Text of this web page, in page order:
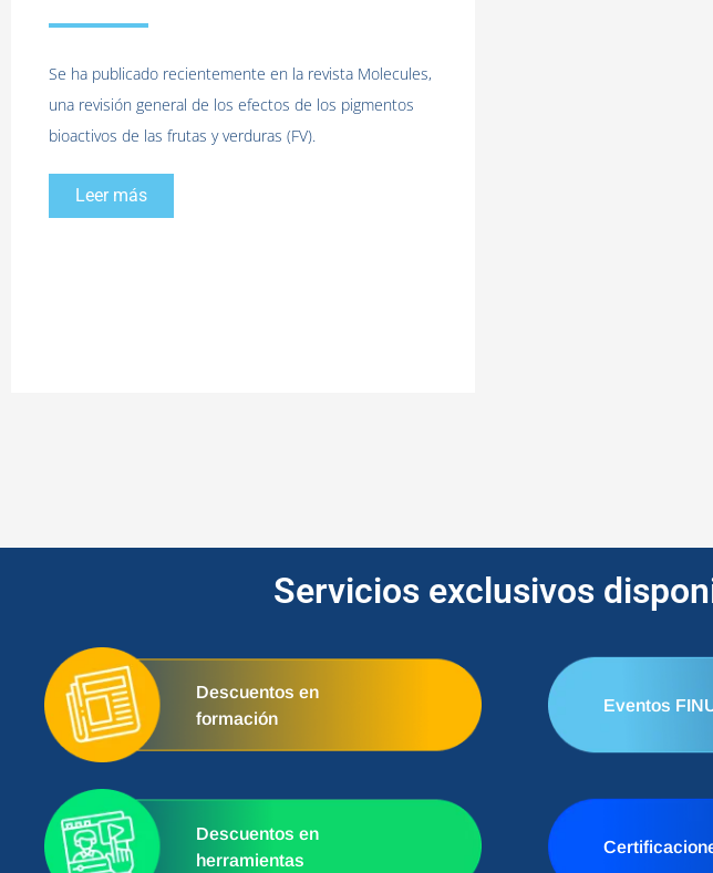
Se ha publicado recientemente en la revista Molecules,
una revisión general de los efectos de los pigmentos
bioactivos de las frutas y verduras (FV).
Leer más
Servicios exclusivos
Descuentos en
formación
Eventos
Descuentos en
herramientas